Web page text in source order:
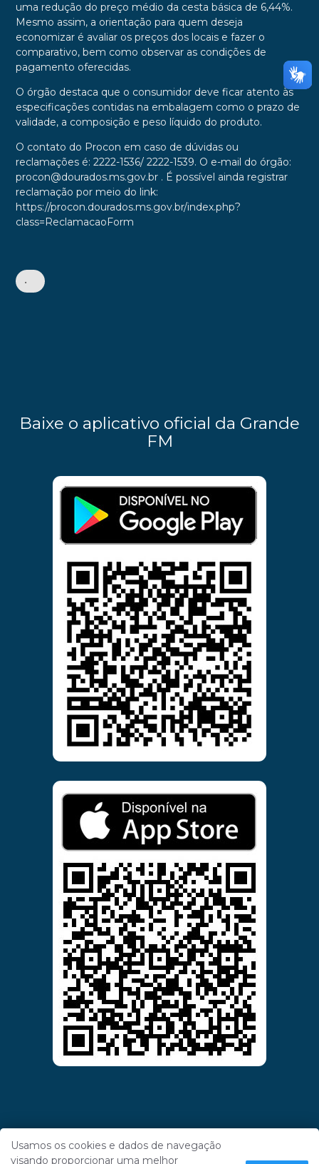
uma redução do preço médio da cesta básica de 6,44%.
Mesmo assim, a orientação para quem deseja
economizar é avaliar os preços dos locais e fazer o
comparativo, bem como observar as condições de
pagamento oferecidas.
O órgão destaca que o consumidor deve ficar atento às
especificações contidas na embalagem como o prazo de
validade, a composição e peso líquido do produto.
O contato do Procon em caso de dúvidas ou
reclamações é: 2222-1536/ 2222-1539. O e-mail do órgão:
procon@dourados.ms.gov.br . É possível ainda registrar
reclamação por meio do link:
https://procon.dourados.ms.gov.br/index.php?
class=ReclamacaoForm
•
Baixe o aplicativo oficial da Grande
FM
Usamos os cookies e dados de navegação
visando proporcionar uma melhor